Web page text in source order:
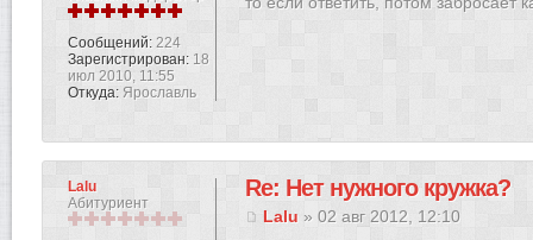
Сообщений: 224
Зарегистрирован: 18
июл 2010, 11:55
Откуда: Ярославль
Re: Нет нужного кружка?
Lalu » 02 авг 2012, 12:10
Lalu
Абитуриент